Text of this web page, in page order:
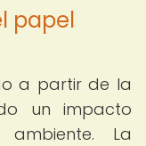
papel
a partir de la
un impacto
La